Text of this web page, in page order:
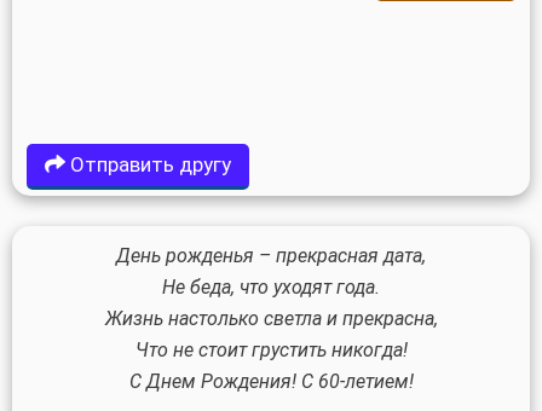
Отправить другу
День рожденья – прекрасная дата,
Не беда, что уходят года.
Жизнь настолько светла и прекрасна,
Что не стоит грустить никогда!
С Днем Рождения! С 60-летием!